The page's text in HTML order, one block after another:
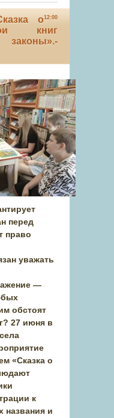
12:00
о
книг
перед
право
уважать
—
обстоят
27 июня в
«Сказка о
к
названия и